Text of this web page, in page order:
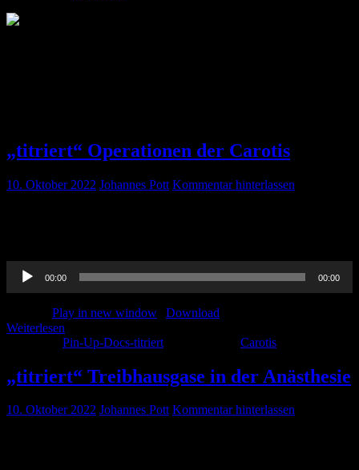
„titriert“ Operationen der Carotis
10. Oktober 2022 Johannes Pott Kommentar hinterlassen
Audio-
Player
00:00 00:00
Play in new window
Download
Weiterlesen
Pin-Up-Docs-titriert Carotis
„titriert“ Treibhausgase in der Anästhesie
10. Oktober 2022 Johannes Pott Kommentar hinterlassen